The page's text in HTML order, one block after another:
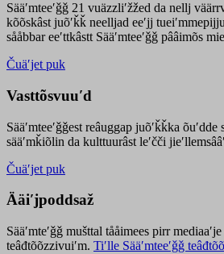
Sääʹmteeʹǧǧ 21 vuäzzliʹžžed da nellj
kõõskâst juõʹǩǩ neelljad eeʹjj
sååbbar eeʹttkâstt Sääʹmteeʹǧǧ pââimõs
Čuäʹjet puk
Vasttõsvuuʹd
Sääʹmteeʹǧǧest reâuggap juõʹǩǩka õuʹdde
sääʹmǩiõlin da kulttuurâst leʹčči
Čuäʹjet puk
Ääiʹjpoddsaž
Sääʹmteʹǧǧ mušttal tååimees pirr
teâđtõõzzivuiʹm. Tiʹlle Sääʹmteeʹǧǧ